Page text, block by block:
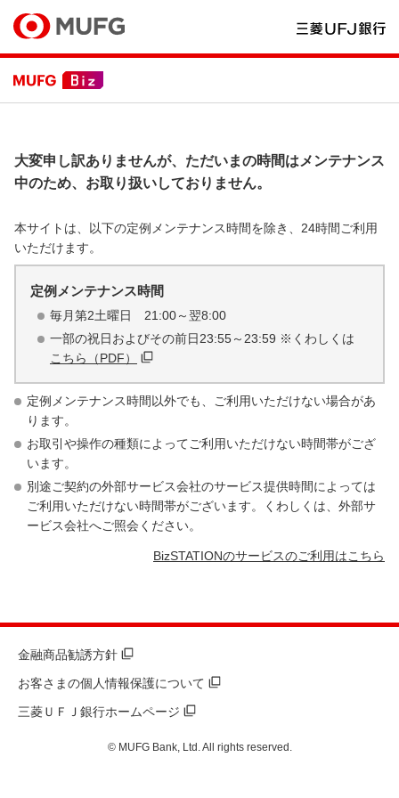
大変申し訳ありませんが、ただいまの時間はメンテナンス
中のため、お取り扱いしておりません。
本サイトは、以下の定例メンテナンス時間を除き、24時間ご利用
いただけます。
定例メンテナンス時間
毎月第2土曜日 21:00～翌8:00
一部の祝日およびその前日23:55～23:59 ※くわしくは
こちら（PDF）
定例メンテナンス時間以外でも、ご利用いただけない場合があ
ります。
お取引や操作の種類によってご利用いただけない時間帯がござ
います。
別途ご契約の外部サービス会社のサービス提供時間によっては
ご利用いただけない時間帯がございます。くわしくは、外部サ
ービス会社へご照会ください。
BizSTATIONのサービスのご利用はこちら
金融商品勧誘方針
お客さまの個人情報保護について
三菱ＵＦＪ銀行ホームページ
© MUFG Bank, Ltd. All rights reserved.